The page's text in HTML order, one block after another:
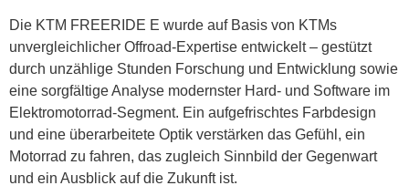
Die KTM FREERIDE E wurde auf Basis von KTMs
unvergleichlicher Offroad‑Expertise entwickelt – gestützt
durch unzählige Stunden Forschung und Entwicklung sowie
eine sorgfältige Analyse modernster Hard‑ und Software im
Elektromotorrad‑Segment. Ein aufgefrischtes Farbdesign
und eine überarbeitete Optik verstärken das Gefühl, ein
Motorrad zu fahren, das zugleich Sinnbild der Gegenwart
und ein Ausblick auf die Zukunft ist.